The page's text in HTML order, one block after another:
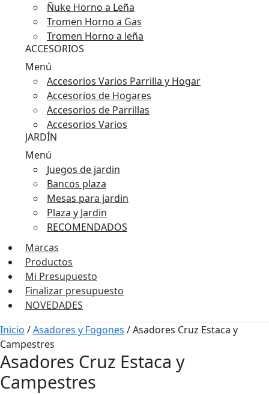
Ñuke Horno a Leña
Tromen Horno a Gas
Tromen Horno a leña
ACCESORIOS
Menú
Accesorios Varios Parrilla y Hogar
Accesorios de Hogares
Accesorios de Parrillas
Accesorios Varios
JARDÍN
Menú
Juegos de jardin
Bancos plaza
Mesas para jardin
Plaza y Jardin
RECOMENDADOS
Marcas
Productos
Mi Presupuesto
Finalizar presupuesto
NOVEDADES
Inicio /Asadores y Fogones / Asadores Cruz Estaca y
Campestres
Asadores Cruz Estaca y
Campestres